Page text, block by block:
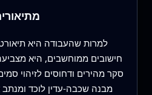
למרות שהעבודה היא
חישובים ממוחשבים, היא
סקר מהירים ודחוסים לזיהוי
מבנה שכבה‑עדין לוכד